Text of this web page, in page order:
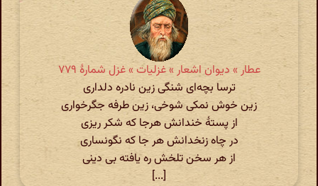
عطار » دیوان اشعار » غزلیات » غزل شمارهٔ ۷۷۹
ترسا بچه‌ای شنگی زین نادره دلداری
زین خوش نمکی شوخی، زین طرفه جگرخواری
از پستهٔ خندانش هرجا که شکر ریزی
در چاه زنخدانش هر جا که نگونساری
از هر سخن تلخش ره یافته بی دینی
[...]